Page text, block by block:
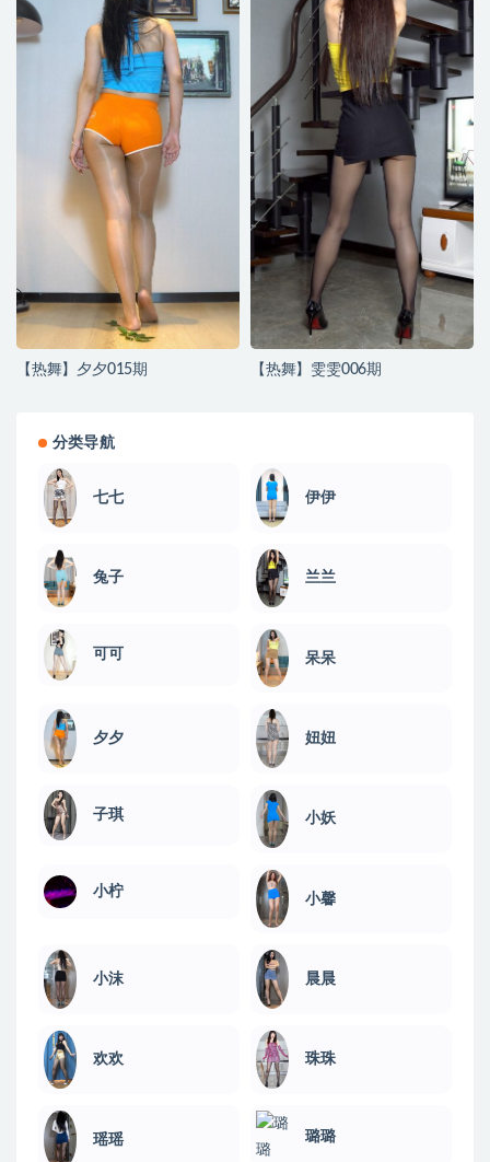
【热舞】夕夕015期 【热舞】雯雯006期
分类导航
七七 伊伊
兔子 兰兰
可可 呆呆
夕夕 妞妞
子琪 小妖
小柠 小馨
小沫 晨晨
欢欢 珠珠
瑶瑶 璐璐